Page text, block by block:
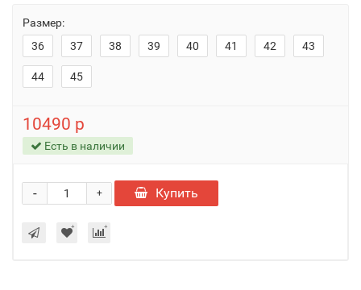
Размер:
36
37 38 39 40 41 42 43
44 45
10490 р
Есть в наличии
+
- Купить